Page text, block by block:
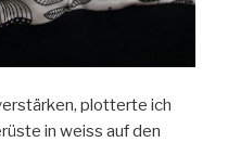
plotterte ich
in weiss auf den